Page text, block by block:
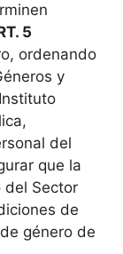
5
ordenando
y
del
que la
del Sector
de
género de